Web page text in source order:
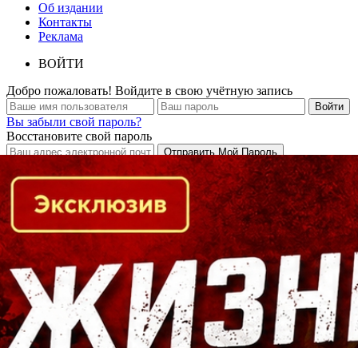
Об издании
Контакты
Реклама
ВОЙТИ
Добро пожаловать! Войдите в свою учётную запись
Вы забыли свой пароль?
Восстановите свой пароль
Кто есть кто в Байкальском регионе